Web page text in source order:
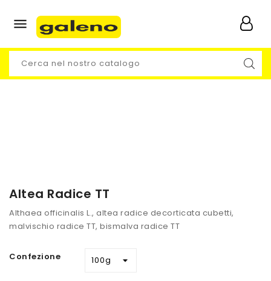

Altea Radice TT
Althaea officinalis L., altea radice decorticata cubetti,
malvischio radice TT, bismalva radice TT
Confezione